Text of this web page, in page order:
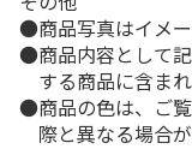
商品写真はイメー
商品内容として
する商品に含ま
商品の色は、ご
際と異なる場合が